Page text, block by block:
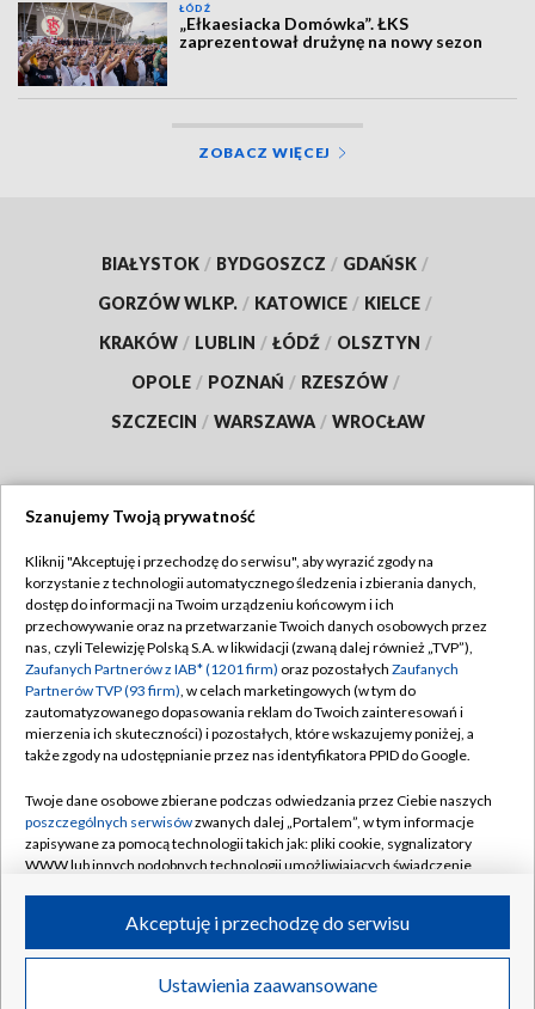
ŁÓDŹ
„Ełkaesiacka Domówka”. ŁKS
zaprezentował drużynę na nowy sezon
ZOBACZ WIĘCEJ
BIAŁYSTOK / BYDGOSZCZ / GDAŃSK /
GORZÓW WLKP. / KATOWICE / KIELCE /
KRAKÓW / LUBLIN / ŁÓDŹ / OLSZTYN /
OPOLE / POZNAŃ / RZESZÓW /
SZCZECIN / WARSZAWA / WROCŁAW
TVP
Abonament TVP
Emisja w TVP
Centrum informacji TVP
Naziemna Telewizja Cyfrowa
Rada Programowa
System NOS
Informacje o nadawcy
Program dla prasy
Regulamin TVP
Polityka prywatności
Moje zgody
Pomoc
Kontakt
Kanały
©2026 Telewizja Polska S.A. w likwidacji
Szanujemy Twoją prywatność
Kliknij "Akceptuję i przechodzę do serwisu", aby wyrazić zgody na
korzystanie z technologii automatycznego śledzenia i zbierania danych,
dostęp do informacji na Twoim urządzeniu końcowym i ich
przechowywanie oraz na przetwarzanie Twoich danych osobowych przez
nas, czyli Telewizję Polską S.A. w likwidacji (zwaną dalej również „TVP”),
Zaufanych Partnerów z IAB* (1201 firm) oraz pozostałych Zaufanych
Partnerów TVP (93 firm), w celach marketingowych (w tym do
zautomatyzowanego dopasowania reklam do Twoich zainteresowań i
mierzenia ich skuteczności) i pozostałych, które wskazujemy poniżej, a
także zgody na udostępnianie przez nas identyfikatora PPID do Google.
Twoje dane osobowe zbierane podczas odwiedzania przez Ciebie naszych
poszczególnych serwisówzwanych dalej „Portalem”, w tym informacje
zapisywane za pomocą technologii takich jak: pliki cookie, sygnalizatory
WWW lub innych podobnych technologii umożliwiających świadczenie
ruchu w Internecie.
Twoje dane osobowe zbierane podczas odwiedzania przez Ciebie
poszczególnych serwisówna Portalu, takie jak adresy IP, identyfikatory
Ustawienia zaawansowane
Akceptuję i przechodzę do serwisu